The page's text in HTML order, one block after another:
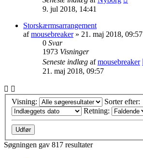
9. jul 2018, 14:41
Storskærmsarrangement
afmousebreaker» 21. maj 2018, 09:57
0 Svar
1973 Visninger
Seneste indlæg afmousebreaker
21. maj 2018, 09:57
Visning:
Sorter efter:
Retning:
Søgningen gav 817 resultater